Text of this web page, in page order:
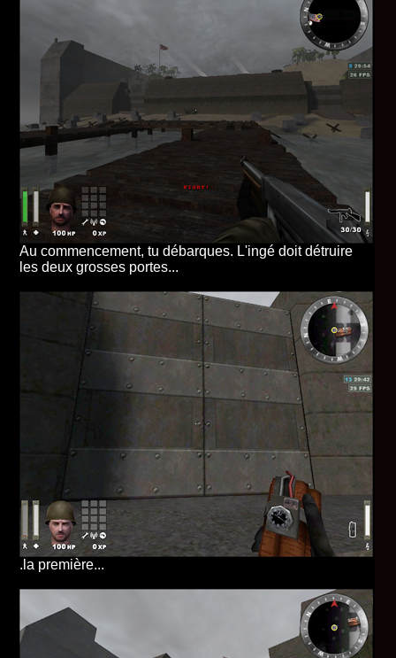
Au commencement, tu débarques. L'ingé doit détruire
les deux grosses portes...
. la première...